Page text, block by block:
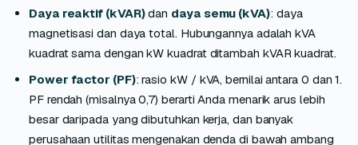
Daya reaktif (kVAR)dan daya semu (kVA): daya
magnetisasi dan daya total. Hubungannya adalah kVA
kuadrat sama dengan kW kuadrat ditambah kVAR kuadrat.
Power factor (PF): rasio kW / kVA, bernilai antara 0 dan 1.
PF rendah (misalnya 0,7) berarti Anda menarik arus lebih
besar daripada yang dibutuhkan kerja, dan banyak
perusahaan utilitas mengenakan denda di bawah ambang